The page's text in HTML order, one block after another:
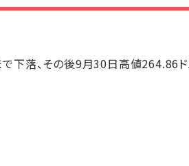
落、その後9月30日高値264.86